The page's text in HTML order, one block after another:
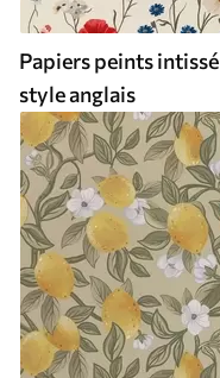
Papiers peints intissé
style anglais